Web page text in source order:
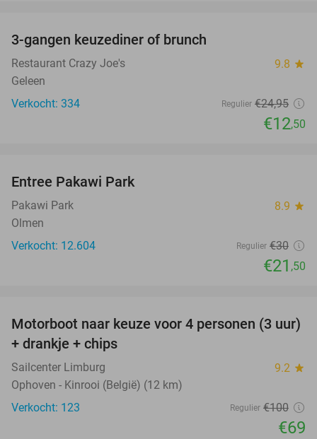
3-gangen keuzediner of brunch
Restaurant Crazy Joe's 9.8 star
Geleen
Verkocht: 334
Regulier €24,95
€12,50
Entree Pakawi Park
Pakawi Park 8.9 star
Olmen
Verkocht: 12.604
Regulier €30
€21 ,50
31%
Motorboot naar keuze voor 4 personen (3 uur)
+ drankje + chips
Sailcenter Limburg 9.2 star
Ophoven - Kinrooi (België) (12 km)
Verkocht: 123
Regulier €100
€69